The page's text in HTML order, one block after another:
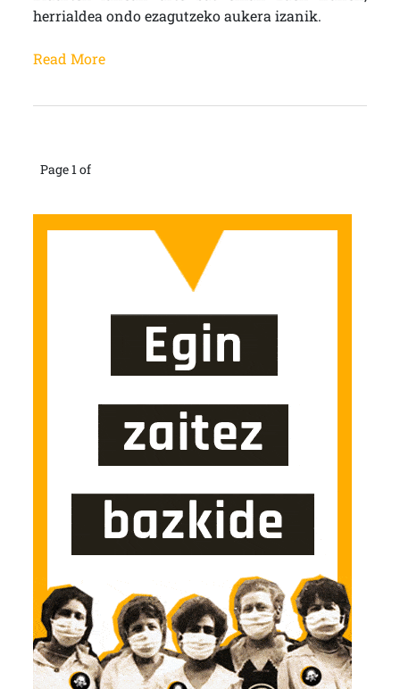
herrialdea ondo ezagutzeko aukera izanik.
Read More
Page 1 of